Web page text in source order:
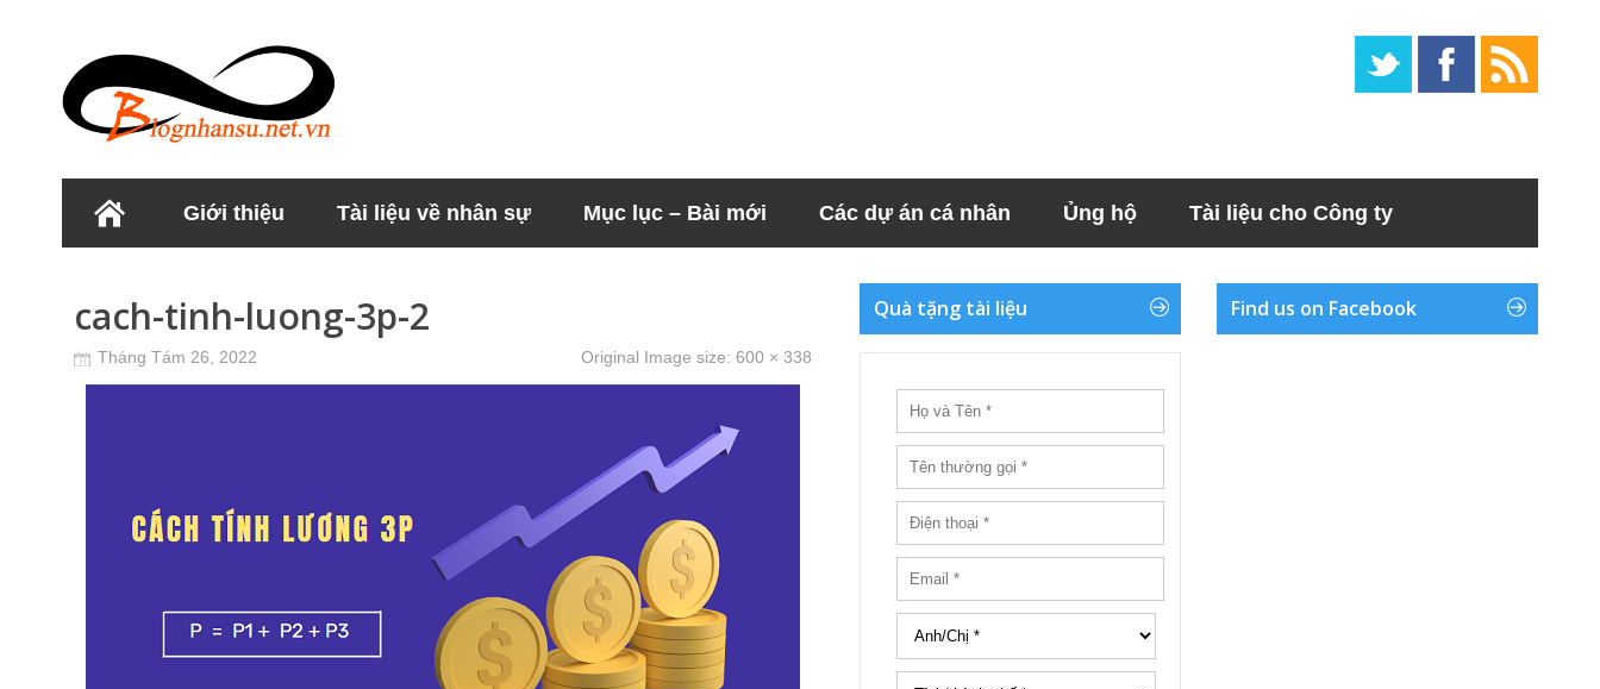
Giới thiệu Tài liệu về nhân sự Mục lục – Bài mới Các dự án cá nhân Ủng hộ Tài liệu cho Công ty
cach-tinh-luong-3p-2
Tháng Tám 26, 2022 Original Image size: 600 × 338
Quà tặng tài liệu Find us on Facebook